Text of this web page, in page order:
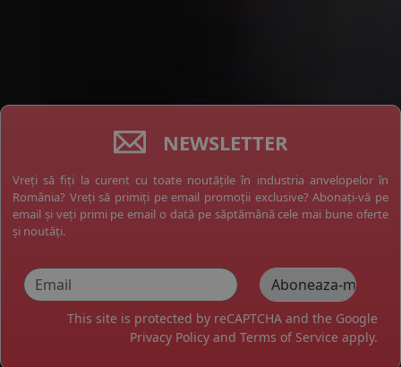
NEWSLETTER
Vreți să fiți la curent cu toate noutățile în industria anvelopelor în
România? Vreți să primiți pe email promoții exclusive? Abonați-vă pe
email și veți primi pe email o dată pe săptămână cele mai bune oferte
și noutăți.
This site is protected by reCAPTCHA and the Google
Privacy Policy and Terms of Service apply.